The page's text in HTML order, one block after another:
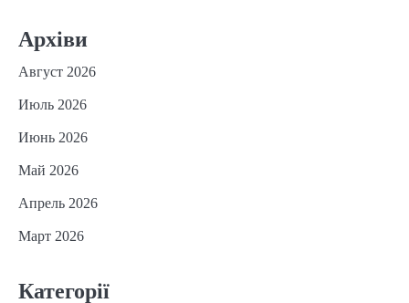
Архіви
Август 2026
Июль 2026
Июнь 2026
Май 2026
Апрель 2026
Март 2026
Категорії